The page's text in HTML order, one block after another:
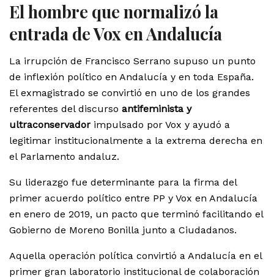
El hombre que normalizó la
entrada de Vox en Andalucía
La irrupción de Francisco Serrano supuso un punto
de inflexión político en Andalucía y en toda España.
El exmagistrado se convirtió en uno de los grandes
referentes del discurso antifeminista y
ultraconservador impulsado por Vox y ayudó a
legitimar institucionalmente a la extrema derecha en
el Parlamento andaluz.
Su liderazgo fue determinante para la firma del
primer acuerdo político entre PP y Vox en Andalucía
en enero de 2019, un pacto que terminó facilitando el
Gobierno de Moreno Bonilla junto a Ciudadanos.
Aquella operación política convirtió a Andalucía en el
primer gran laboratorio institucional de colaboración